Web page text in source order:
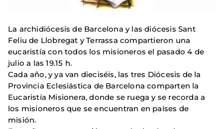
La archidiócesis de Barcelona y las diócesis Sant
Feliu de Llobregat y Terrassa compartieron una
eucaristía con todos los misioneros el pasado 4 de
julio a las 19.15 h.
Cada año, y ya van dieciséis, las tres Diócesis de la
Provincia Eclesiástica de Barcelona comparten la
Eucaristía Misionera, donde se ruega y se recorda a
los misioneros que se encuentran en países de
misión.